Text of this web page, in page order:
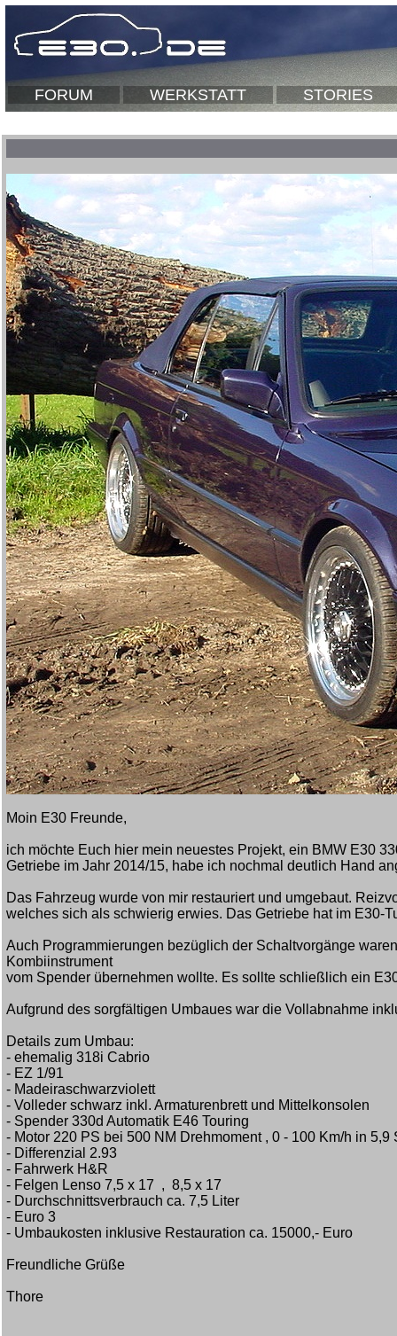
FORUM WERKSTATT STORIES
Moin E30 Freunde,
ich möchte Euch hier mein neuestes Projekt, ein BMW E30
Getriebe im Jahr 2014/15, habe ich nochmal deutlich Hand
Das Fahrzeug wurde von mir restauriert und umgebaut.
welches sich als schwierig erwies. Das Getriebe hat im E30-
Auch Programmierungen bezüglich der Schaltvorgänge
Kombiinstrument
vom Spender übernehmen wollte. Es sollte schließlich ein
Aufgrund des sorgfältigen Umbaues war die Vollabnahme
Details zum Umbau:
- ehemalig 318i Cabrio
- EZ 1/91
- Madeiraschwarzviolett
- Volleder schwarz inkl. Armaturenbrett und Mittelkonsolen
- Spender 330d Automatik E46 Touring
- Motor 220 PS bei 500 NM Drehmoment , 0 - 100 Km/h in 5,9
- Differenzial 2.93
- Fahrwerk H&R
- Felgen Lenso 7,5 x 17 , 8,5 x 17
- Durchschnittsverbrauch ca. 7,5 Liter
- Euro 3
- Umbaukosten inklusive Restauration ca. 15000,- Euro
Freundliche Grüße
Thore